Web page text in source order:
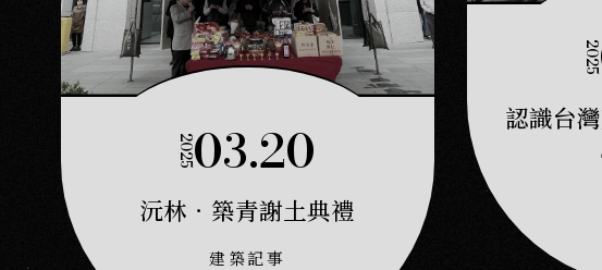
202503.20
沅林．築青謝土典禮
建築記事
2025
認識台